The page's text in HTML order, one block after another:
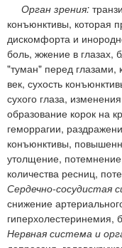
Орган зрения:
конъюнктивы, которая
дискомфорта и
боль, жжение в глазах,
"туман" перед глазами,
век, сухость
сухого глаза,
образование корок на
геморрагии,
конъюнктивы,
утолщение,
количества ресниц,
Сердечно-сосудистая
снижение
гиперхолестеринемия,
Нервная система и